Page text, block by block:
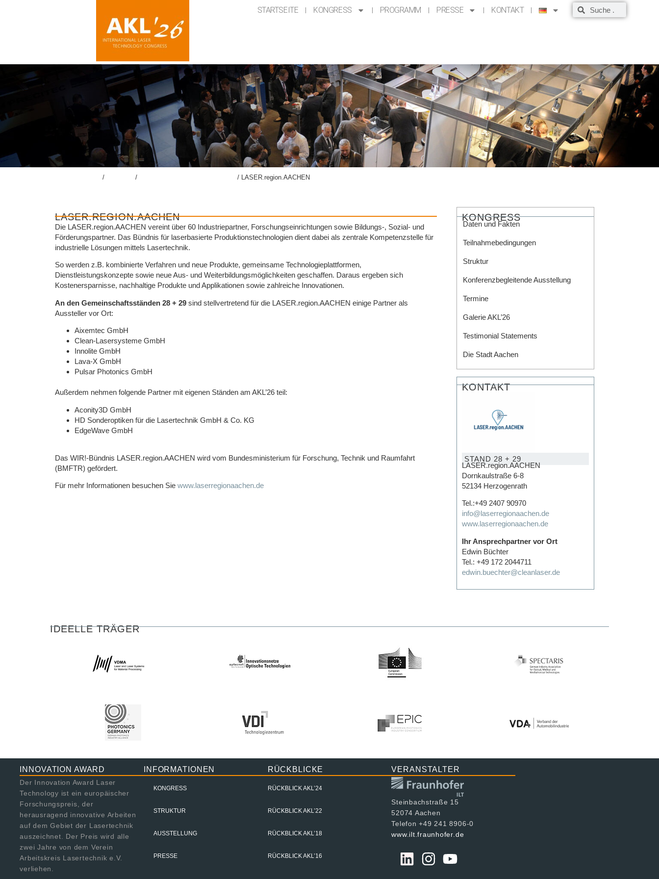
STARTSEITE KONGRESS PROGRAMM PRESSE KONTAKT
LASER.REGION.AACHEN
/ / / LASER.region.AACHEN
LASER.REGION.AACHEN
Die LASER.region.AACHEN vereint über 60 Industriepartner, Forschungseinrichtungen sowie Bildungs-, Sozial- und
Förderungspartner. Das Bündnis für laserbasierte Produktionstechnologien dient dabei als zentrale Kompetenzstelle für
industrielle Lösungen mittels Lasertechnik.
So werden z.B. kombinierte Verfahren und neue Produkte, gemeinsame Technologieplattformen,
Dienstleistungskonzepte sowie neue Aus- und Weiterbildungsmöglichkeiten geschaffen. Daraus ergeben sich
Kostenersparnisse, nachhaltige Produkte und Applikationen sowie zahlreiche Innovationen.
An den Gemeinschaftsständen 28 + 29 sind stellvertretend für die LASER.region.AACHEN einige Partner als
Aussteller vor Ort:
Aixemtec GmbH
Clean-Lasersysteme GmbH
Innolite GmbH
Lava-X GmbH
Pulsar Photonics GmbH
Außerdem nehmen folgende Partner mit eigenen Ständen am AKL’26 teil:
Aconity3D GmbH
HD Sonderoptiken für die Lasertechnik GmbH & Co. KG
EdgeWave GmbH
Das WIR!-Bündnis LASER.region.AACHEN wird vom Bundesministerium für Forschung, Technik und Raumfahrt
(BMFTR) gefördert.
Für mehr Informationen besuchen Sie www.laserregionaachen.de
KONGRESS
Daten und Fakten
Teilnahmebedingungen
Struktur
Konferenzbegleitende Ausstellung
Termine
Galerie AKL’26
Testimonial Statements
Die Stadt Aachen
KONTAKT
STAND 28 + 29
LASER.region.AACHEN
Dornkaulstraße 6-8
52134 Herzogenrath
Tel.:+49 2407 90970
info@laserregionaachen.de
www.laserregionaachen.de
Ihr Ansprechpartner vor Ort
Edwin Büchter
Tel.: +49 172 2044711
edwin.buechter@cleanlaser.de
IDEELLE TRÄGER
INNOVATION AWARD
Der Innovation Award Laser
Technology ist ein europäischer
Forschungspreis, der
herausragend innovative Arbeiten
auf dem Gebiet der Lasertechnik
auszeichnet. Der Preis wird alle
zwei Jahre von dem Verein
Arbeitskreis Lasertechnik e.V.
verliehen.
INFORMATIONEN
KONGRESS
STRUKTUR
AUSSTELLUNG
PRESSE
RÜCKBLICKE
RÜCKBLICK AKL’24
RÜCKBLICK AKL’22
RÜCKBLICK AKL’18
RÜCKBLICK AKL’16
VERANSTALTER
Steinbachstraße 15
52074 Aachen
Telefon +49 241 8906-0
www.ilt.fraunhofer.de